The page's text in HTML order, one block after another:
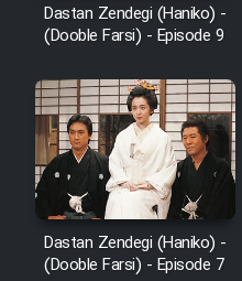
Dastan Zendegi (Haniko) -
(Dooble Farsi) - Episode 9
Dastan Zendegi (Haniko) -
(Dooble Farsi) - Episode 7